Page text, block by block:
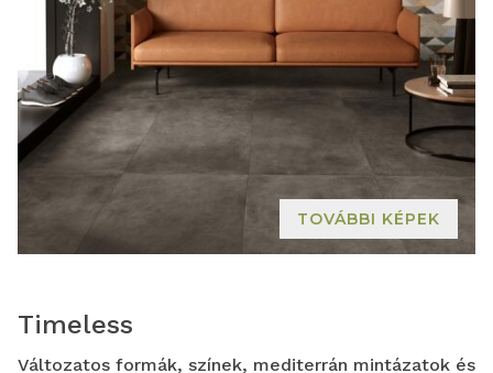
TOVÁBBI KÉPEK
Timeless
Változatos formák, színek, mediterrán mintázatok és